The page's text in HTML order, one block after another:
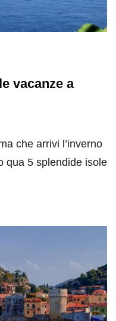
vacanze a
che arrivi l’inverno
qua 5 splendide isole